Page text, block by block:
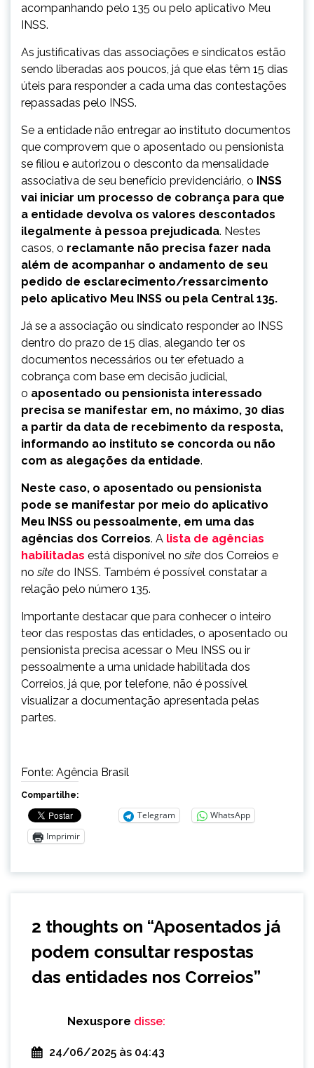
acompanhando pelo 135 ou pelo aplicativo Meu
INSS.
As justificativas das associações e sindicatos estão
sendo liberadas aos poucos, já que elas têm 15 dias
úteis para responder a cada uma das contestações
repassadas pelo INSS.
Se a entidade não entregar ao instituto documentos
que comprovem que o aposentado ou pensionista
se filiou e autorizou o desconto da mensalidade
associativa de seu benefício previdenciário, o INSS
vai iniciar um processo de cobrança para que
a entidade devolva os valores descontados
ilegalmente à pessoa prejudicada. Nestes
casos, o reclamante não precisa fazer nada
além de acompanhar o andamento de seu
pedido de esclarecimento/ressarcimento
pelo aplicativo Meu INSS ou pela Central 135.
Já se a associação ou sindicato responder ao INSS
dentro do prazo de 15 dias, alegando ter os
documentos necessários ou ter efetuado a
cobrança com base em decisão judicial,
o aposentado ou pensionista interessado
precisa se manifestar em, no máximo, 30 dias
a partir da data de recebimento da resposta,
informando ao instituto se concorda ou não
com as alegações da entidade.
Neste caso, o aposentado ou pensionista
pode se manifestar por meio do aplicativo
Meu INSS ou pessoalmente, em uma das
agências dos Correios. A lista de agências
habilitadas está disponível nosite dos Correios e
nosite do INSS. Também é possível constatar a
relação pelo número 135.
Importante destacar que para conhecer o inteiro
teor das respostas das entidades, o aposentado ou
pensionista precisa acessar o Meu INSS ou ir
pessoalmente a uma unidade habilitada dos
Correios, já que, por telefone, não é possível
visualizar a documentação apresentada pelas
partes.
Fonte: Agência Brasil
Compartilhe:
Telegram
WhatsApp
Imprimir
2 thoughts on “Aposentados já
podem consultar respostas
das entidades nos Correios”
Nexuspore disse:
24/06/2025 às 04:43